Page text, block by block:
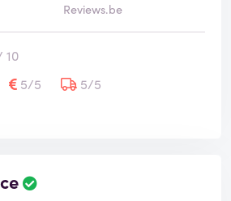
Reviews.be
10
5/5
5/5